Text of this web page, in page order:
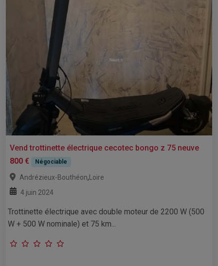
Vend trottinette électrique cecotec bongo z 75 neuve
800 €
Négociable
Andrézieux-Bouthéon,Loire
4 juin 2024
Trottinette électrique avec double moteur de 2200 W (500
W + 500 W nominale) et 75 km...